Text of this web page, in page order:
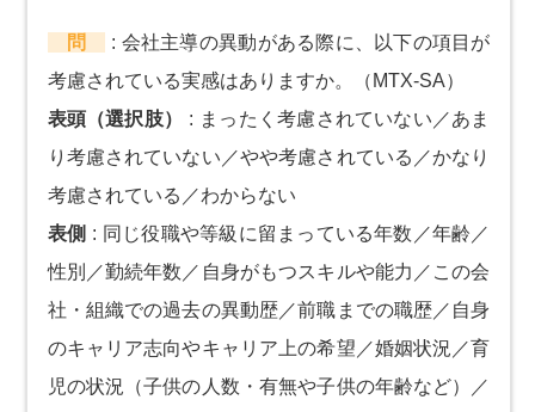
問 : 会社主導の異動がある際に、以下の項目が
考慮されている実感はありますか。（MTX-SA）
表頭（選択肢）
: まったく考慮されていない／あま
り考慮されていない／やや考慮されている／かなり
考慮されている／わからない
表側 : 同じ役職や等級に留まっている年数／年齢／
性別／勤続年数／自身がもつスキルや能力／この会
社・組織での過去の異動歴／前職までの職歴／自身
のキャリア志向やキャリア上の希望／婚姻状況／育
児の状況（子供の人数・有無や子供の年齢など）／